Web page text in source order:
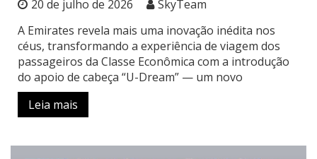
20 de julho de 2026
SkyTeam
A Emirates revela mais uma inovação inédita nos
céus, transformando a experiência de viagem dos
passageiros da Classe Econômica com a introdução
do apoio de cabeça “U-Dream” — um novo
Leia mais